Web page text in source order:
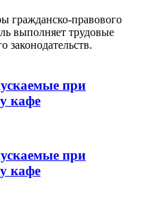
гражданско-правового
выполняет трудовые
законодательств.
при
кафе
при
кафе